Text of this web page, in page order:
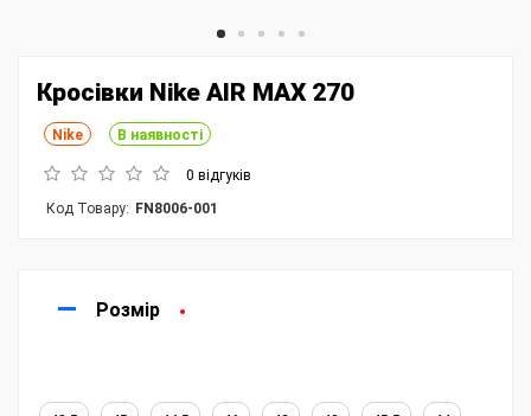
Кросівки Nike AIR MAX 270
Nike В наявності
0 відгуків
Код Товару: FN8006-001
Розмір